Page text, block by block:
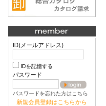
ID(メールアドレス)
IDを記憶する
パスワード
パスワードを忘れた方はこちら
新規会員登録はこちらから